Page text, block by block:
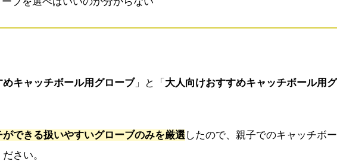
キャッチボール用グローブ」と「 大人向けおすすめキャッチボール用
できる扱いやすいグローブのみを厳選 したので、親子でのキャッチボ
さい。